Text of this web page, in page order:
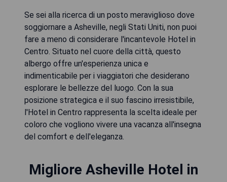
Se sei alla ricerca di un posto meraviglioso dove
soggiornare a Asheville, negli Stati Uniti, non puoi
fare a meno di considerare l'incantevole Hotel in
Centro. Situato nel cuore della città, questo
albergo offre un'esperienza unica e
indimenticabile per i viaggiatori che desiderano
esplorare le bellezze del luogo. Con la sua
posizione strategica e il suo fascino irresistibile,
l'Hotel in Centro rappresenta la scelta ideale per
coloro che vogliono vivere una vacanza all'insegna
del comfort e dell'eleganza.
Migliore Asheville Hotel in